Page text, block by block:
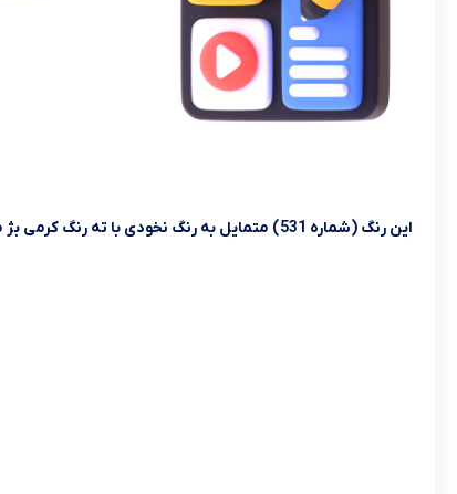
این رنگ (شماره 531) متمایل به رنگ نخودی با ته رنگ کرمی بژ می باشد که در طیف رنگی روشن متوسط با تناژ خنثی قرار دارد.